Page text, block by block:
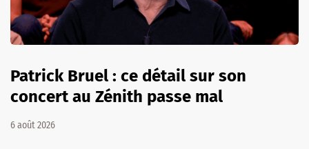
Patrick Bruel : ce détail sur son
concert au Zénith passe mal
6 août 2026